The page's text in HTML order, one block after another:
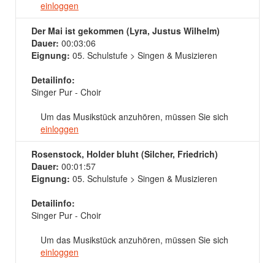
einloggen
Der Mai ist gekommen (Lyra, Justus Wilhelm)
Dauer: 00:03:06
Eignung: 05. Schulstufe > Singen & Musizieren
Detailinfo:
Singer Pur - Choir
Um das Musikstück anzuhören, müssen Sie sich
einloggen
Rosenstock, Holder bluht (Silcher, Friedrich)
Dauer: 00:01:57
Eignung: 05. Schulstufe > Singen & Musizieren
Detailinfo:
Singer Pur - Choir
Um das Musikstück anzuhören, müssen Sie sich
einloggen